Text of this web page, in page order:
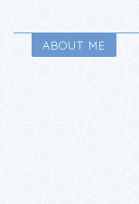
ABOUT ME